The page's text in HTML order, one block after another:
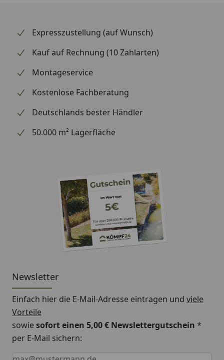
Expresszustellung (auf Wunsch)
Kauf auf Rechnung (10 Zahlarten)
Montageservice
Kostenlose Fachberatung
Deutschlands bester Händler
50.000 m² Lagerfläche
Newsletter
Einfach hier die E-Mail-Adresse eintragen und viele
Vorteile
sowiesofort einen 5,00 € Newslettergutschein *
per E-Mail sichern:
Keine Eingabe erforderlich
Eingabe erforderlich
E-Mail *